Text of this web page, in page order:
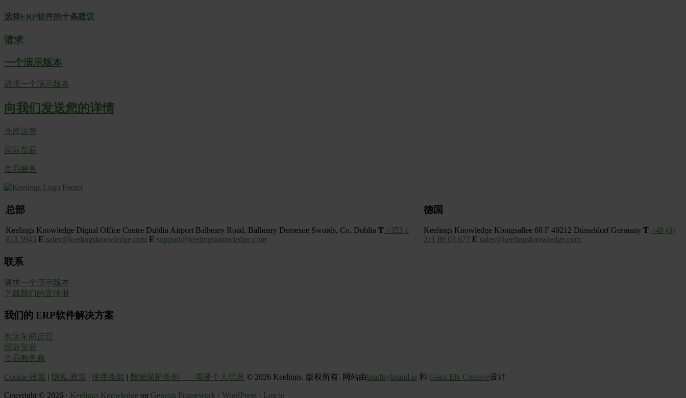
选择ERP软件的十条建议
请求
一个演示版本
请求一个演示版本
向我们发送您的详情
仓库运营
国际贸易
食品服务
Footer
总部
Keelings Knowledge Digital Office Centre Dublin Airport Balheary Road, Balheary Demesne Swords, Co. Dublin T +353 1
813 5943 E sales@keelingsknowledge.com E support@keelingsknowledge.com
德国
Keelings Knowledge Königsallee 60 F 40212 Düsseldorf Germany T +49 (0)
211 89 03 677 E sales@keelingsknowledge.com
联系
请求一个演示版本
下载我们的宣传册
我们的 ERP软件解决方案
包装车间运营
国际贸易
食品服务商
Cookie 政策 | 隐私 政策 | 使用条款 | 数据保护条例——需要个人信息 © 2026 Keelings. 版权所有. 网站由bradleybrand.ie 和 Giant Elk Creative设计
Copyright © 2026 · Keelings Knowledge on Genesis Framework · WordPress · Log in